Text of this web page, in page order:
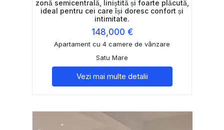
zonă semicentrală, liniștită și foarte plăcută,
ideal pentru cei care își doresc confort și
intimitate.
148,000 €
Apartament cu 4 camere de vânzare
Satu Mare
Vezi mai multe detalii